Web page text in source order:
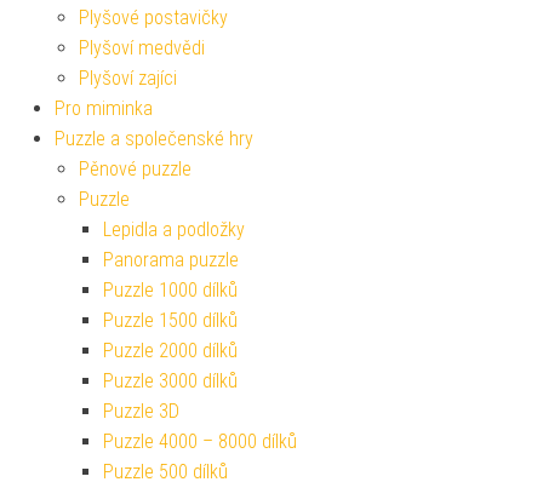
Plyšové postavičky
Plyšoví medvědi
Plyšoví zajíci
Pro miminka
Puzzle a společenské hry
Pěnové puzzle
Puzzle
Lepidla a podložky
Panorama puzzle
Puzzle 1000 dílků
Puzzle 1500 dílků
Puzzle 2000 dílků
Puzzle 3000 dílků
Puzzle 3D
Puzzle 4000 – 8000 dílků
Puzzle 500 dílků